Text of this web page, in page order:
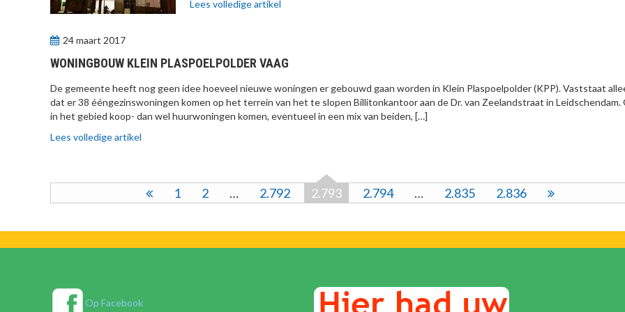
Lees volledige artikel
24 maart 2017
WONINGBOUW KLEIN PLASPOELPOLDER VAAG
De gemeente heeft nog geen idee hoeveel nieuwe woningen er gebouwd gaan worden in Klein Plaspoelpolder (KPP). Vaststaat
dat er 38 ééngezinswoningen komen op het terrein van het te slopen Billitonkantoor aan de Dr. van Zeelandstraat in Leidschendam.
in het gebied koop- dan wel huurwoningen komen, eventueel in een mix van beiden, […]
Lees volledige artikel
1 2 … 2.792 2.793 2.794 … 2.835 2.836
Op Facebook